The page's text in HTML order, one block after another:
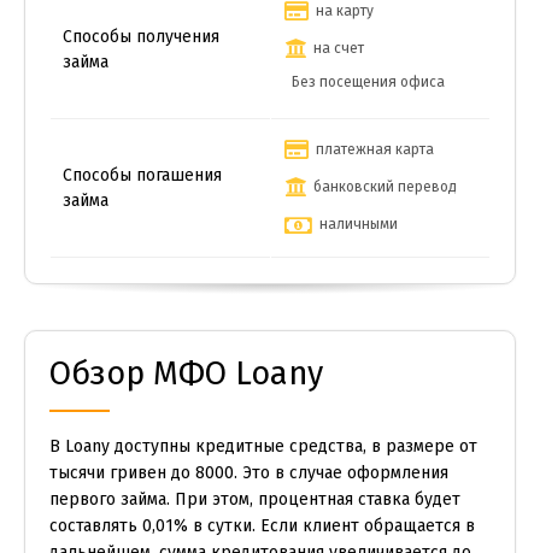
Способы получения
займа
на карту
на счет
Без посещения офиса
Способы погашения
займа
платежная карта
банковский перевод
наличными
Обзор МФО Loany
В Loany доступны кредитные средства, в размере от
тысячи гривен до 8000. Это в случае оформления
первого займа. При этом, процентная ставка будет
составлять 0,01% в сутки. Если клиент обращается в